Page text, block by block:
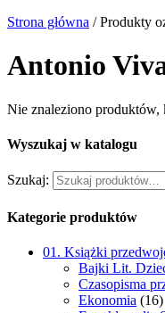
Strona główna / Produkty
Antonio
Nie znaleziono produktów,
Wyszukaj w katalogu
Szukaj:
Kategorie produktów
01. Książki
Bajki Lit.
Czasopisma
Ekonomia (16)